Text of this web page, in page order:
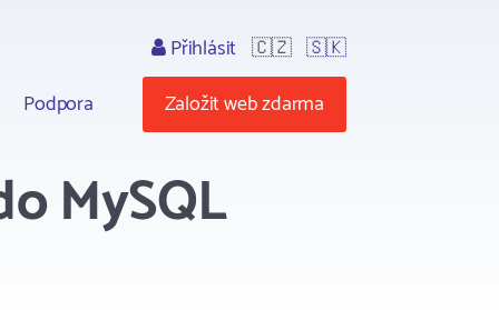
Podpora
Přihlásit 🇨🇿 🇸🇰
Založit web zdarma
MySQL